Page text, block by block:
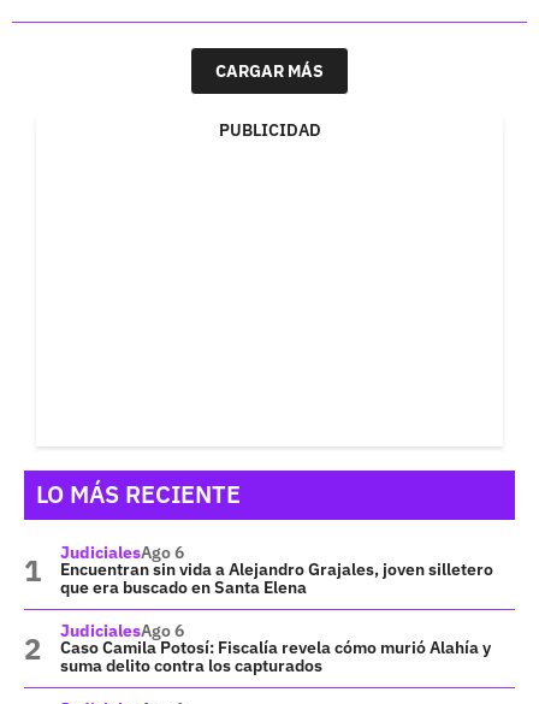
CARGAR MÁS
PUBLICIDAD
LO MÁS RECIENTE
JudicialesAgo 6
Encuentran sin vida a Alejandro Grajales, joven silletero
que era buscado en Santa Elena
JudicialesAgo 6
Caso Camila Potosí: Fiscalía revela cómo murió Alahía y
suma delito contra los capturados